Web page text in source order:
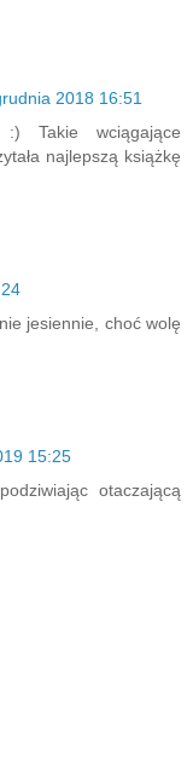
2018 16:51
Takie wciągające
najlepszą książkę
jesiennie, choć wolę
15:25
otaczającą